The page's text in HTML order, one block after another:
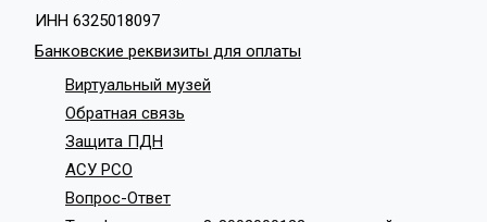
ИНН 6325018097
Банковские реквизиты для оплаты
Виртуальный музей
Обратная связь
Защита ПДН
АСУ РСО
Вопрос-Ответ